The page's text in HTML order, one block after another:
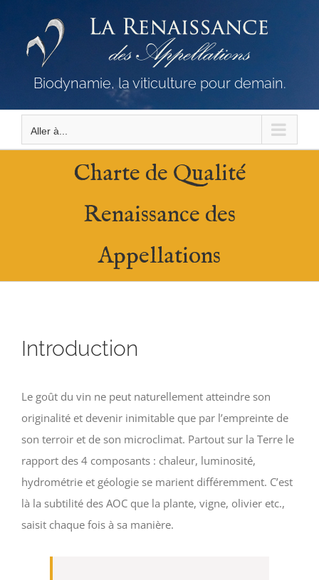
contenu
Biodynamie, la viticulture pour demain.
Aller à...
Charte de Qualité
Renaissance des
Appellations
Introduction
Le goût du vin ne peut naturellement atteindre son
originalité et devenir inimitable que par l’empreinte de
son terroir et de son microclimat. Partout sur la Terre le
rapport des 4 composants : chaleur, luminosité,
hydrométrie et géologie se marient différemment. C’est
là la subtilité des AOC que la plante, vigne, olivier etc.,
saisit chaque fois à sa manière.